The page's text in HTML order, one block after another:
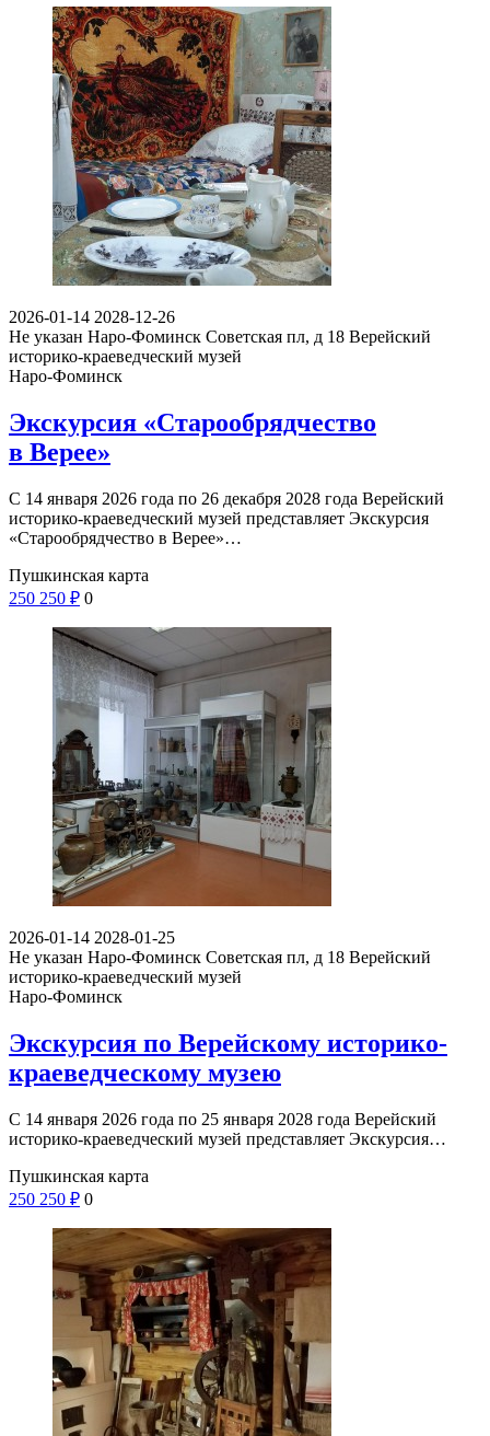
2026-01-14 2028-12-26
Не указан Наро-Фоминск Советская пл, д 18 Верейский
историко-краеведческий музей
Наро-Фоминск
Экскурсия «Старообрядчество
в Верее»
С 14 января 2026 года по 26 декабря 2028 года Верейский
историко-краеведческий музей представляет Экскурсия
«Старообрядчество в Верее»…
Пушкинская карта
250 250 ₽ 0
2026-01-14 2028-01-25
Не указан Наро-Фоминск Советская пл, д 18 Верейский
историко-краеведческий музей
Наро-Фоминск
Экскурсия по Верейскому историко-
краеведческому музею
С 14 января 2026 года по 25 января 2028 года Верейский
историко-краеведческий музей представляет Экскурсия…
Пушкинская карта
250 250 ₽ 0